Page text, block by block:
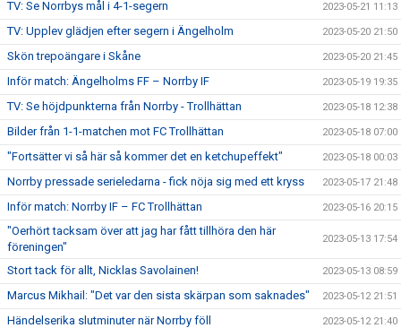
TV: Se Norrbys mål i 4-1-segern 2023-05-21 11:13
TV: Upplev glädjen efter segern i Ängelholm 2023-05-20 21:50
Skön trepoängare i Skåne 2023-05-20 21:45
Inför match: Ängelholms FF – Norrby IF 2023-05-19 19:35
TV: Se höjdpunkterna från Norrby - Trollhättan 2023-05-18 12:38
Bilder från 1-1-matchen mot FC Trollhättan 2023-05-18 07:00
"Fortsätter vi så här så kommer det en ketchupeffekt" 2023-05-18 00:03
Norrby pressade serieledarna - fick nöja sig med ett kryss 2023-05-17 21:48
Inför match: Norrby IF – FC Trollhättan 2023-05-16 20:15
"Oerhört tacksam över att jag har fått tillhöra den här
föreningen"
2023-05-13 17:54
Stort tack för allt, Nicklas Savolainen! 2023-05-13 08:59
Marcus Mikhail: "Det var den sista skärpan som saknades" 2023-05-12 21:51
Händelserika slutminuter när Norrby föll 2023-05-12 21:40